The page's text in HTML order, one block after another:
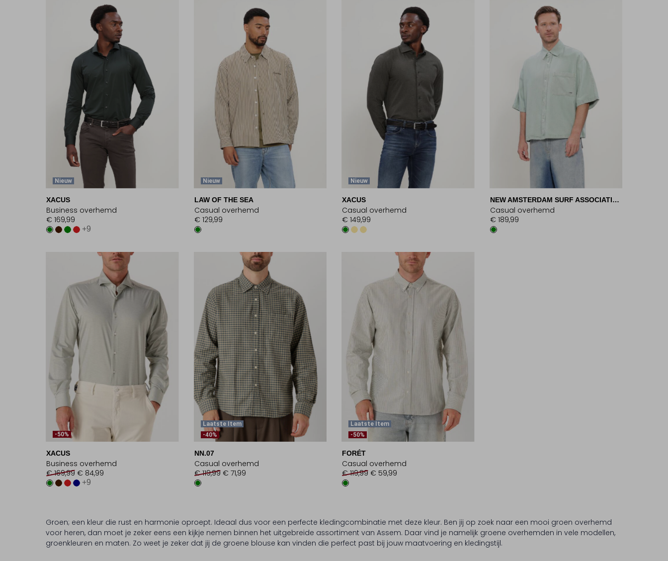
Nieuw
XACUS
Business overhemd
€ 169,99
+9
Nieuw
LAW OF THE SEA
Casual overhemd
€ 129,99
Nieuw
XACUS
Casual overhemd
€ 149,99
NEW AMSTERDAM SURF ASSOCIATION
Casual overhemd
€ 189,99
-50%
XACUS
Business overhemd
€ 169,99 € 84,99
+9
Laatste Item
-40%
NN.07
Casual overhemd
€ 119,99 € 71,99
Laatste Item
-50%
FORÉT
Casual overhemd
€ 119,99 € 59,99
Groen; een kleur die rust en harmonie oproept. Ideaal dus voor een perfecte kledingcombinatie met deze kleur. Ben jij op zoek naar een mooi groen overhemd
voor heren, dan moet je zeker eens een kijkje nemen binnen het uitgebreide assortiment van Assem. Daar vind je namelijk groene overhemden in vele modellen,
groenkleuren en maten. Zo weet je zeker dat jij de groene blouse kan vinden die perfect past bij jouw maatvoering en kledingstijl.